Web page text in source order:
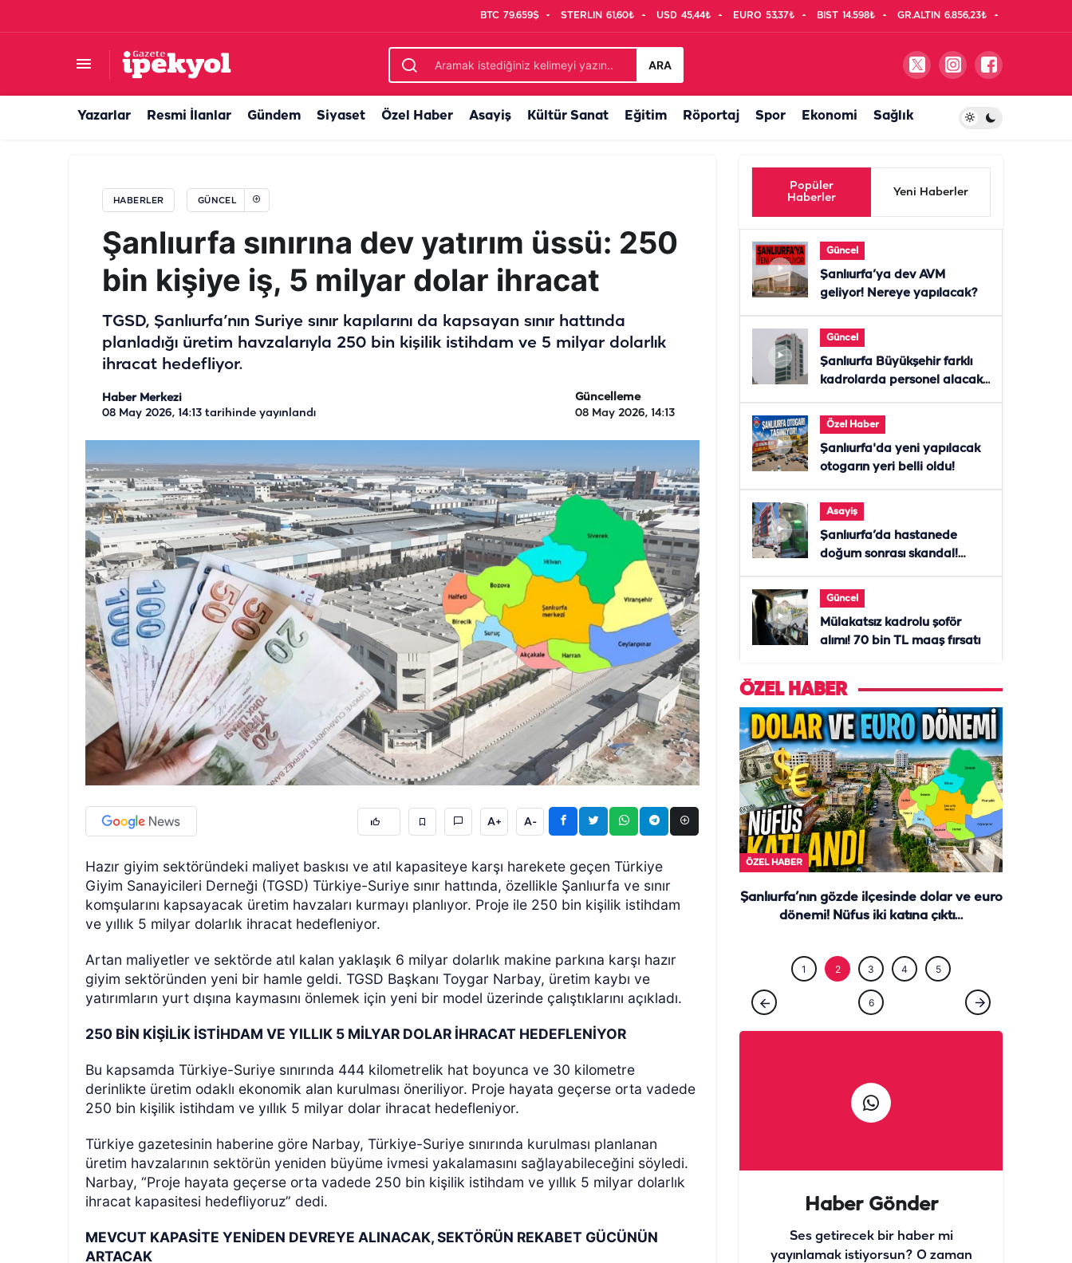
BTC 79.659$ STERLIN 61,60₺ USD 45,44₺ EURO 53,37₺ BIST 14.598₺ GR.ALTIN 6.856,23₺
ARA
Yazarlar Resmi İlanlar Gündem Siyaset Özel Haber Asayiş Kültür Sanat Eğitim Röportaj Spor Ekonomi Sağlık
HABERLER GÜNCEL
Şanlıurfa sınırına dev yatırım üssü: 250
bin kişiye iş, 5 milyar dolar ihracat
TGSD, Şanlıurfa’nın Suriye sınır kapılarını da kapsayan sınır hattında
planladığı üretim havzalarıyla 250 bin kişilik istihdam ve 5 milyar dolarlık
ihracat hedefliyor.
Haber Merkezi
08 May 2026, 14:13 tarihinde yayınlandı
Güncelleme
08 May 2026, 14:13
A+ A-
Hazır giyim sektöründeki maliyet baskısı ve atıl kapasiteye karşı harekete geçen Türkiye
Giyim Sanayicileri Derneği (TGSD) Türkiye-Suriye sınır hattında, özellikle Şanlıurfa ve sınır
komşularını kapsayacak üretim havzaları kurmayı planlıyor. Proje ile 250 bin kişilik istihdam
ve yıllık 5 milyar dolarlık ihracat hedefleniyor.
Artan maliyetler ve sektörde atıl kalan yaklaşık 6 milyar dolarlık makine parkına karşı hazır
giyim sektöründen yeni bir hamle geldi. TGSD Başkanı Toygar Narbay, üretim kaybı ve
yatırımların yurt dışına kaymasını önlemek için yeni bir model üzerinde çalıştıklarını açıkladı.
250 BİN KİŞİLİK İSTİHDAM VE YILLIK 5 MİLYAR DOLAR İHRACAT HEDEFLENİYOR
Bu kapsamda Türkiye-Suriye sınırında 444 kilometrelik hat boyunca ve 30 kilometre
derinlikte üretim odaklı ekonomik alan kurulması öneriliyor. Proje hayata geçerse orta vadede
250 bin kişilik istihdam ve yıllık 5 milyar dolar ihracat hedefleniyor.
Türkiye gazetesinin haberine göre Narbay, Türkiye-Suriye sınırında kurulması planlanan
üretim havzalarının sektörün yeniden büyüme ivmesi yakalamasını sağlayabileceğini söyledi.
Narbay, “Proje hayata geçerse orta vadede 250 bin kişilik istihdam ve yıllık 5 milyar dolarlık
ihracat kapasitesi hedefliyoruz” dedi.
MEVCUT KAPASİTE YENİDEN DEVREYE ALINACAK, SEKTÖRÜN REKABET GÜCÜNÜN
ARTACAK
Popüler
Haberler
Yeni Haberler
Güncel
Şanlıurfa’ya dev AVM
geliyor! Nereye yapılacak?
Güncel
Şanlıurfa Büyükşehir farklı
kadrolarda personel alacak!
Özel Haber
Şanlıurfa'da yeni yapılacak
otogarın yeri belli oldu!
Asayiş
Şanlıurfa’da hastanede
doğum sonrası skandal!
Güncel
Mülakatsız kadrolu şoför
alımı! 70 bin TL maaş fırsatı
ÖZEL HABER
ÖZEL HABER ÖZEL HABER
Şanlıurfa’nın gözde ilçesinde dolar ve euro
dönemi! Nüfus iki katına çıktı…
1 2 3 4 5
6
Haber Gönder
Ses getirecek bir haber mi
yayınlamak istiyorsun? O zaman